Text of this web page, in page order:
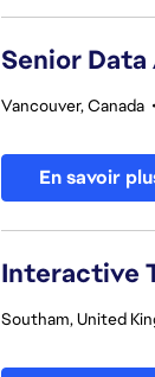
Senior
Vancouver, Canada •
En savoir
Interactive
Southam, United